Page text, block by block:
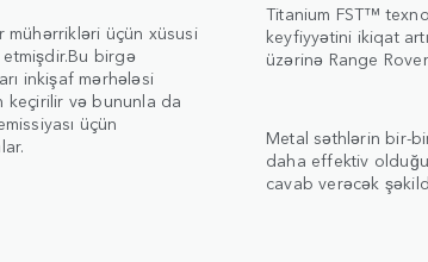
mühərrikləri üçün xüsusi
etmişdir.Bu birgə
inkişaf mərhələsi
keçirilir və bununla da
üçün
Titanium FST™
keyfiyyətini ikiqat
üzərinə Range
Metal səthlərin bir-
daha effektiv
cavab verəcək